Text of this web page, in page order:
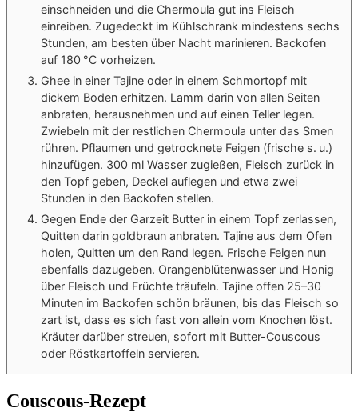
einschneiden und die Chermoula gut ins Fleisch
einreiben. Zugedeckt im Kühlschrank mindestens sechs
Stunden, am besten über Nacht marinieren. Backofen
auf 180 °C vorheizen.
Ghee in einer Tajine oder in einem Schmortopf mit
dickem Boden erhitzen. Lamm darin von allen Seiten
anbraten, herausnehmen und auf einen Teller legen.
Zwiebeln mit der restlichen Chermoula unter das Smen
rühren. Pflaumen und getrocknete Feigen (frische s. u.)
hinzufügen. 300 ml Wasser zugießen, Fleisch zurück in
den Topf geben, Deckel auflegen und etwa zwei
Stunden in den Backofen stellen.
Gegen Ende der Garzeit Butter in einem Topf zerlassen,
Quitten darin goldbraun anbraten. Tajine aus dem Ofen
holen, Quitten um den Rand legen. Frische Feigen nun
ebenfalls dazugeben. Orangenblütenwasser und Honig
über Fleisch und Früchte träufeln. Tajine offen 25–30
Minuten im Backofen schön bräunen, bis das Fleisch so
zart ist, dass es sich fast von allein vom Knochen löst.
Kräuter darüber streuen, sofort mit Butter-Couscous
oder Röstkartoffeln servieren.
Couscous-Rezept